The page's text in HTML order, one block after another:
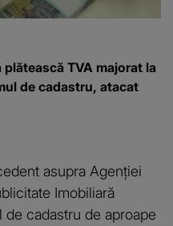
TVA majorat la
de cadastru, atacat
asupra Agenției
Imobiliară
de cadastru de aproape